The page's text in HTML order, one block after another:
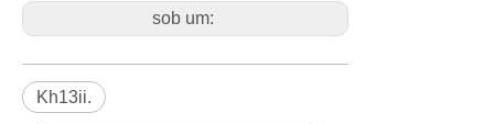
sob um:
Kh13ii.